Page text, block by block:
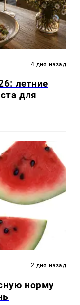
4 дня назад
летние
для
2 дня назад
норму